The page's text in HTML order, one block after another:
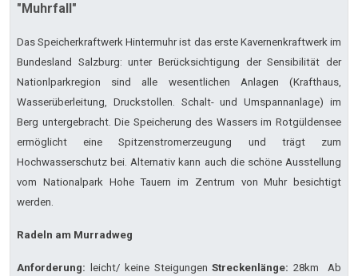
"Muhrfall"
Das Speicherkraftwerk Hintermuhr ist das erste Kavernenkraftwerk im
Bundesland Salzburg: unter Berücksichtigung der Sensibilität der
Nationlparkregion sind alle wesentlichen Anlagen (Krafthaus,
Wasserüberleitung, Druckstollen. Schalt- und Umspannanlage) im
Berg untergebracht. Die Speicherung des Wassers im Rotgüldensee
ermöglicht eine Spitzenstromerzeugung und trägt zum
Hochwasserschutz bei. Alternativ kann auch die schöne Ausstellung
vom Nationalpark Hohe Tauern im Zentrum von Muhr besichtigt
werden.
Radeln am Murradweg
Anforderung: leicht/ keine SteigungenStreckenlänge: 28km Ab